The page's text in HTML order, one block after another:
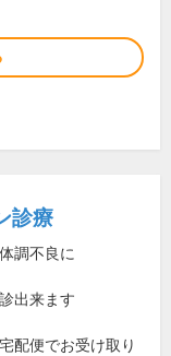
診療
調不良に
出来ます
配便でお受け取り